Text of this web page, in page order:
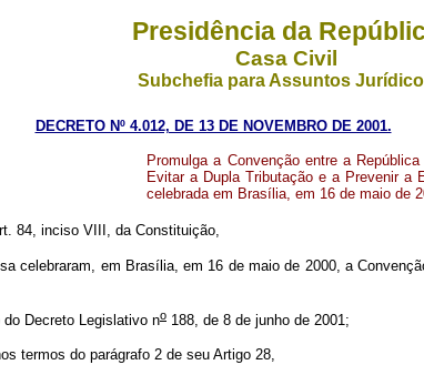
Presidência da
Casa Civil
Subchefia para Assuntos
DECRETO Nº 4.012, DE 13 DE NOVEMBRO DE 2001.
Promulga a Convenção entre a
Evitar a Dupla Tributação e a Prevenir a
celebrada em Brasília, em 16 de maio de
84, inciso VIII, da Constituição,
em Brasília, em 16 de maio de 2000, a
Decreto Legislativo no 188, de 8 de junho de 2001;
termos do parágrafo 2 de seu Artigo 28,